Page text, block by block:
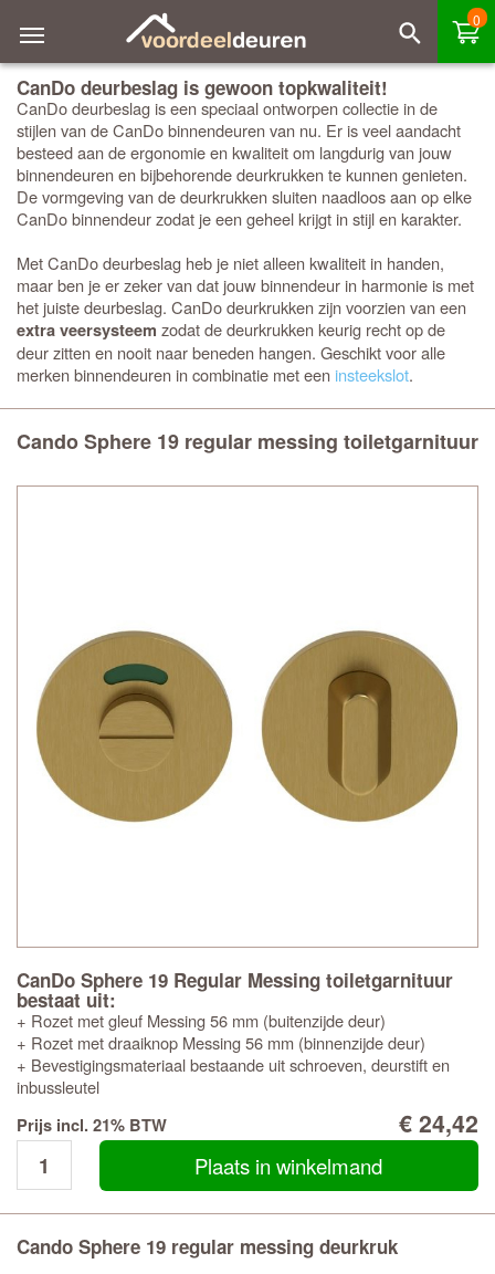
0
CanDo deurbeslag is gewoon topkwaliteit!
CanDo deurbeslag is een speciaal ontworpen collectie in de
stijlen van de CanDo binnendeuren van nu. Er is veel aandacht
besteed aan de ergonomie en kwaliteit om langdurig van jouw
binnendeuren en bijbehorende deurkrukken te kunnen genieten.
De vormgeving van de deurkrukken sluiten naadloos aan op elke
CanDo binnendeur zodat je een geheel krijgt in stijl en karakter.
Met CanDo deurbeslag heb je niet alleen kwaliteit in handen,
maar ben je er zeker van dat jouw binnendeur in harmonie is met
het juiste deurbeslag. CanDo deurkrukken zijn voorzien van een
extra veersysteem zodat de deurkrukken keurig recht op de
deur zitten en nooit naar beneden hangen. Geschikt voor alle
merken binnendeuren in combinatie met een insteekslot.
Cando Sphere 19 regular messing toiletgarnituur
CanDo Sphere 19 Regular Messing toiletgarnituur
bestaat uit:
+ Rozet met gleuf Messing 56 mm (buitenzijde deur)
+ Rozet met draaiknop Messing 56 mm (binnenzijde deur)
+ Bevestigingsmateriaal bestaande uit schroeven, deurstift en
inbussleutel
Prijs incl. 21% BTW
€ 24,42
Plaats in winkelmand
Cando Sphere 19 regular messing deurkruk